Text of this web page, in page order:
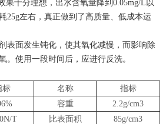
果十分理想，出水含氧量降到0.05mg/L以
25g左右，真正做到了高质量、低成本运
表面发生钝化，使其氧化减慢，而影响除
。使用一段时间后，应进行反洗。
标 名称
指标
容重
2.2g/cm3
T 比表面积
85g/cm3